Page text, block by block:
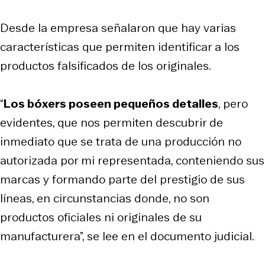
Desde la empresa señalaron que hay varias
características que permiten identificar a los
productos falsificados de los originales.
“Los bóxers poseen pequeños detalles, pero
evidentes, que nos permiten descubrir de
inmediato que se trata de una producción no
autorizada por mi representada, conteniendo sus
marcas y formando parte del prestigio de sus
líneas, en circunstancias donde, no son
productos oficiales ni originales de su
manufacturera”, se lee en el documento judicial.